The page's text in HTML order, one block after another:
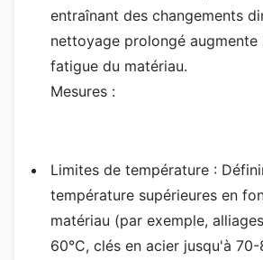
entraînant des changements
nettoyage prolongé augmente
fatigue du matériau.
Mesures :
Limites de température :
température supérieures en
matériau (par exemple,
60°C, clés en acier jusqu'à 70-